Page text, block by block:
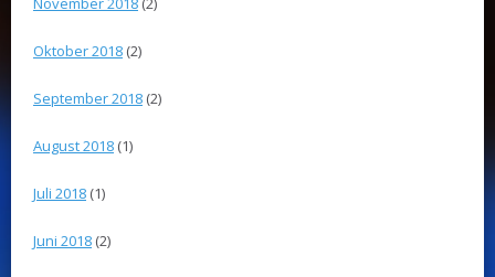
Oktober 2018 (2)
September 2018 (2)
August 2018 (1)
Juli 2018 (1)
Juni 2018 (2)